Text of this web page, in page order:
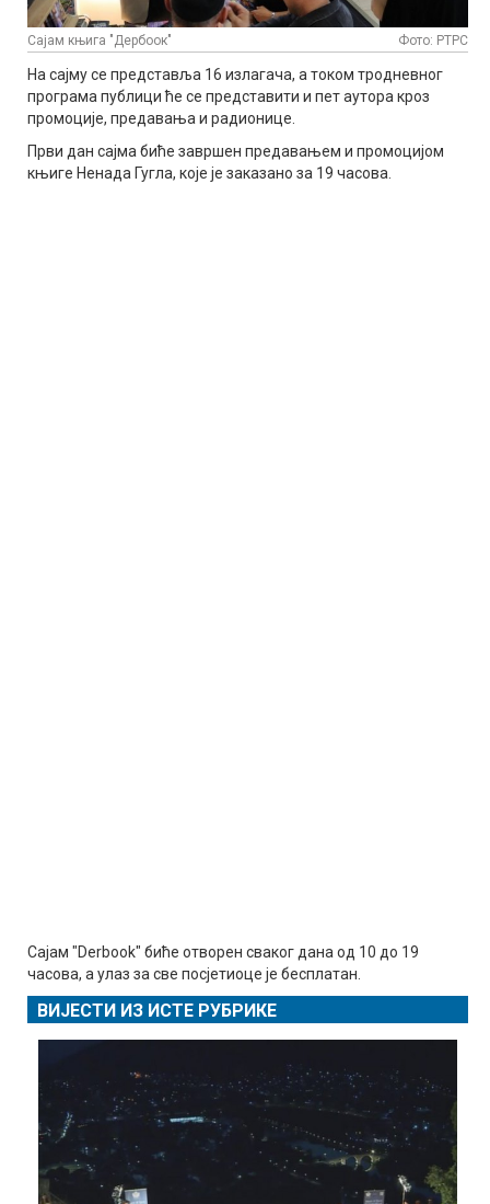
Сајам књига "Дербоок" Фото: РТРС
На сајму се представља 16 излагача, а током тродневног
програма публици ће се представити и пет аутора кроз
промоције, предавања и радионице.
Први дан сајма биће завршен предавањем и промоцијом
књиге Ненада Гугла, које је заказано за 19 часова.
Сајам "Derbook" биће отворен сваког дана од 10 до 19
часова, а улаз за све посјетиоце је бесплатан.
ВИЈЕСТИ ИЗ ИСТЕ РУБРИКЕ